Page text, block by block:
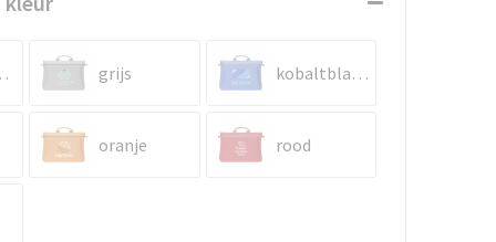
grijs kobaltblauw
oranje rood